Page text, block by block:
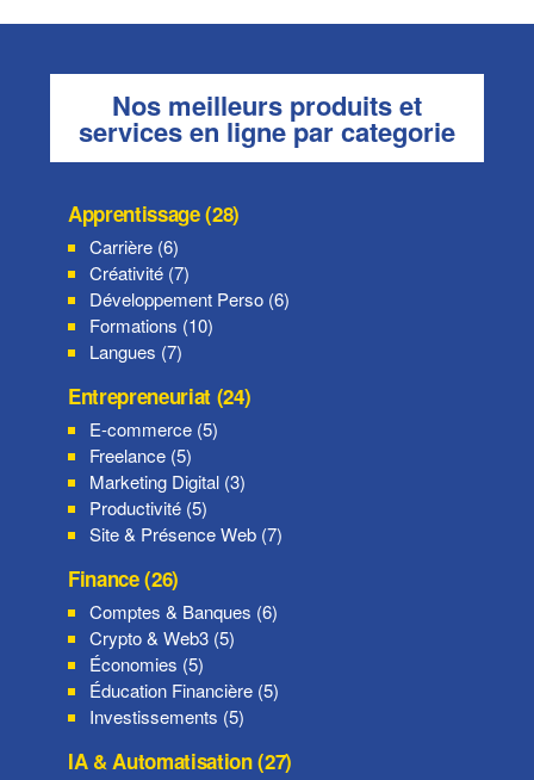
Nos meilleurs produits et
services en ligne par categorie
Apprentissage (28)
Carrière (6)
Créativité (7)
Développement Perso (6)
Formations (10)
Langues (7)
Entrepreneuriat (24)
E-commerce (5)
Freelance (5)
Marketing Digital (3)
Productivité (5)
Site & Présence Web (7)
Finance (26)
Comptes & Banques (6)
Crypto & Web3 (5)
Économies (5)
Éducation Financière (5)
Investissements (5)
IA & Automatisation (27)